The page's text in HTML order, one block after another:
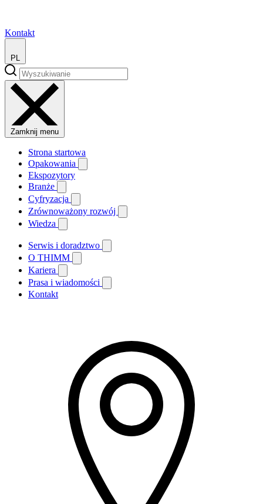
Kontakt
PL
Zamknij menu
Strona startowa
Opakowania
Ekspozytory
Branże
Cyfryzacja
Zrównoważony rozwój
Wiedza
Serwis i doradztwo
O THIMM
Kariera
Prasa i wiadomości
Kontakt